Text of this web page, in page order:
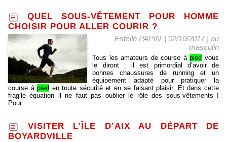
QUEL SOUS-VÊTEMENT POUR HOMME
CHOISIR POUR ALLER COURIR ?
Estelle PAPIN | 02/10/2017| au
masculin
Tous les amateurs de course àpied vous
le diront : il est primordial d’avoir de
bonnes chaussures de running et un
équipement adapté pour pratiquer la
course àpied en toute sécurité et en se faisant plaisir. Et dans cette
fragile équation il ne faut pas oublier le rôle des sous-vêtements !
Pour...
VISITER L’ÎLE D’AIX AU DÉPART DE
BOYARDVILLE